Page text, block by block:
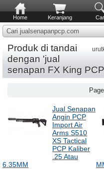
Home Keranjang
Cari jualsenapanpcp.com
Produk di tandai
dengan 'jual
senapan FX King
Jual Senapan
Angin PCP
Import Air
Arms S510
XS Tactical
PCP Kaliber
.25 Atau
6.35MM